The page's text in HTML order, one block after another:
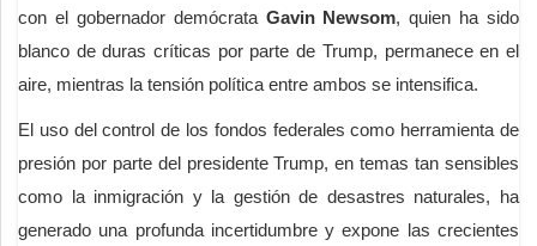
con el gobernador demócrata Gavin Newsom, quien ha sido
blanco de duras críticas por parte de Trump, permanece en el
aire, mientras la tensión política entre ambos se intensifica.
El uso del control de los fondos federales como herramienta de
presión por parte del presidente Trump, en temas tan sensibles
como la inmigración y la gestión de desastres naturales, ha
generado una profunda incertidumbre y expone las crecientes